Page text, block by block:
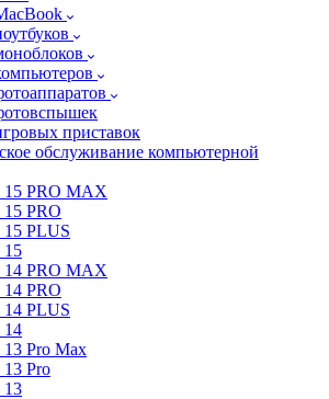
приставок
обслуживание компьютерной
PRO MAX
PRO
PLUS
15
PRO MAX
PRO
PLUS
14
Pro Max
Pro
13